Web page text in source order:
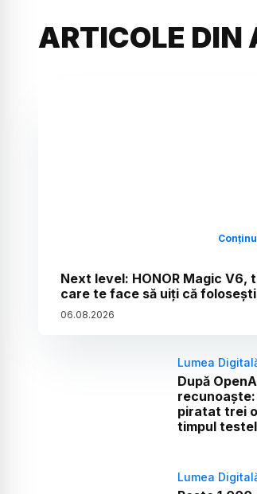
ARTICOLE DIN
Next level: HONOR Magic V6,
care te face să uiți că
06.08.2026
Lumea
După
recunoaște:
piratat trei
timpul
Lumea